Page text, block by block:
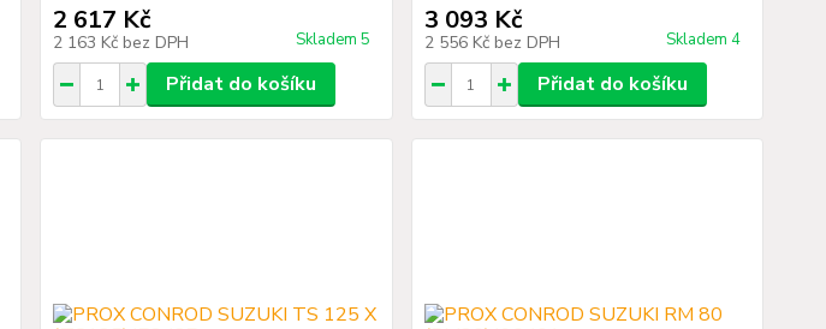
2 617 Kč
2 163 Kč bez DPH Skladem 5
Přidat do košíku
3 093 Kč
2 556 Kč bez DPH Skladem 4
Přidat do košíku